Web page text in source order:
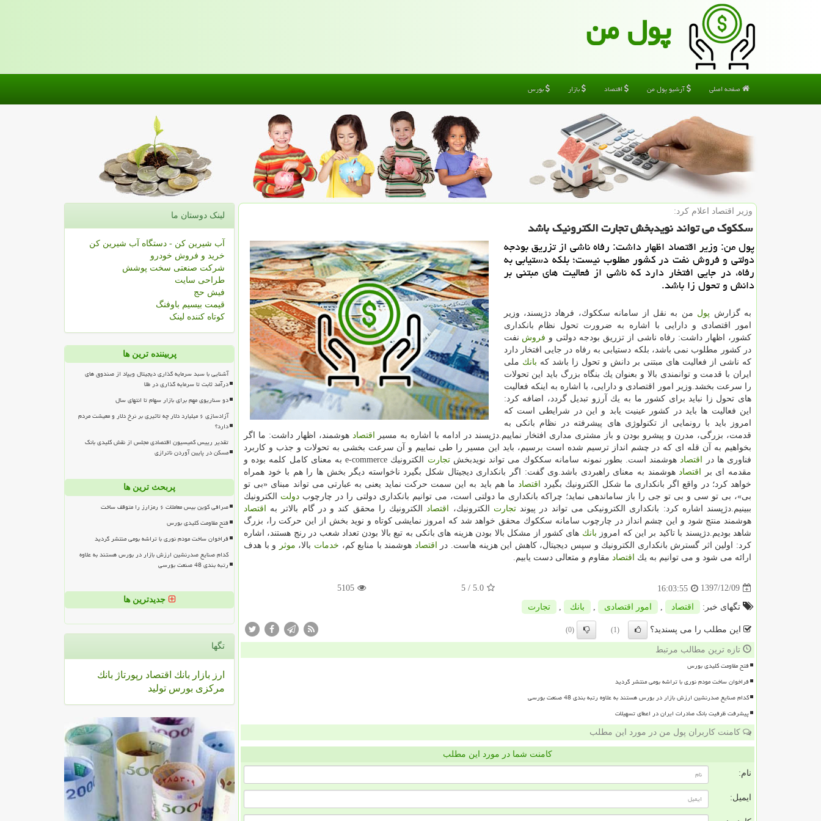
پول من
صفحه اصلی آرشیو پول من اقتصاد بازار بورس
وزیر اقتصاد اعلام كرد:
سككوك می تواند نویدبخش تجارت الكترونیك باشد
پول من: وزیر اقتصاد اظهار داشت: رفاه ناشی از تزریق بودجه
دولتی و فروش نفت در كشور مطلوب نیست؛ بلكه دستیابی به
رفاه، در جایی افتخار دارد كه ناشی از فعالیت های مبتنی بر
دانش و تحول زا باشد.
به گزارش پول من به نقل از سامانه سككوك، فرهاد دژپسند، وزیر
امور اقتصادی و دارایی با اشاره به ضرورت تحول نظام بانكداری
كشور، اظهار داشت: رفاه ناشی از تزریق بودجه دولتی و فروش نفت
در كشور مطلوب نمی باشد، بلكه دستیابی به رفاه در جایی افتخار دارد
كه ناشی از فعالیت های مبتنی بر دانش و تحول زا باشد كه بانك ملی
ایران با قدمت و توانمندی بالا و بعنوان یك بنگاه بزرگ باید این تحولات
را سرعت بخشد.وزیر امور اقتصادی و دارایی، با اشاره به اینكه فعالیت
های تحول زا نباید برای كشور ما به یك آرزو تبدیل گردد، اضافه كرد:
این فعالیت ها باید در كشور عینیت یابد و این در شرایطی است كه
امروز باید با رونمایی از تكنولوژی های پیشرفته در نظام بانكی به
قدمت، بزرگی، مدرن و پیشرو بودن و باز مشتری مداری افتخار نماییم.دژپسند در ادامه با اشاره به مسیر
اقتصاد هوشمند، اظهار داشت: ما اگر
بخواهیم به آن قله ای كه در چشم انداز ترسیم شده است برسیم، باید این مسیر را طی نماییم و آن سرعت بخشی به تحولات و جذب و كاربرد
فناوری ها در
اقتصادهوشمند است. بطور نمونه سامانه سككوك می تواند نویدبخشتجارت
الكترونیك e-commerce به معنای كامل كلمه بوده و
مقدمه ای بر
اقتصادهوشمند به معنای راهبردی باشد.وی گفت: اگر بانكداری دیجیتال شكل بگیرد ناخواسته دیگر بخش ها را هم با خود همراه
خواهد كرد؛ در واقع اگر بانكداری ما شكل الكترونیك بگیرد
اقتصادما هم باید به این سمت حركت نماید یعنی به عبارتی می تواند مبنای «بی تو
بی»، بی تو سی و بی تو جی را باز ساماندهی نماید؛ چراكه بانكداری ما دولتی است، می توانیم بانكداری دولتی را در چارچوبدولت الكترونیك
ببینیم.دژپسند اشاره كرد: بانكداری الكترونیكی می تواند در پیوندتجارت الكترونیك، اقتصادالكترونیك را محقق كند و در گام بالاتر به
اقتصاد
هوشمند منتج شود و این چشم انداز در چارچوب سامانه سككوك محقق خواهد شد كه امروز نمایشی كوتاه و نوید بخش از این حركت را، بزرگ
شاهد بودیم.دژپسند با تاكید بر این كه امروز بانك های كشور از مشكل بالا بودن هزینه های بانكی به تبع بالا بودن تعداد شعب در رنج هستند، اشاره
كرد: اولین اثر گسترش بانكداری الكترونیك و سپس دیجیتال، كاهش این هزینه هاست. در
اقتصاد هوشمند با منابع كم، خدمات بالا، موثر
و با هدف
ارائه می شود و می توانیم به یك
اقتصاد مقاوم و متعالی دست یابیم.
1397/12/09
16:03:55
5.0
/ 5
5105
تگهای خبر: اقتصاد امور اقتصادی بانك تجارت
این مطلب را می پسندید؟ (1)
(0)
تازه ترین مطالب مرتبط
فتح مقاومت کلیدی بورس
فراخوان ساخت مودم نوری با تراشه بومی منتشر گردید
کدام صنایع صدرنشین ارزش بازار در بورس هستند به علاوه رتبه بندی 48 صنعت بورسی
پیشرفت ظرفیت بانک صادرات ایران در اعطای تسهیلات
کامنت کاربران پول من در مورد این مطلب
کامنت شما در مورد این مطلب
نام:
ایمیل:
لینک دوستان ما
آب شیرین کن - دستگاه آب شیرین کن
خرید و فروش خودرو
شرکت صنعتی سخت پوشش
طراحی سایت
فیش حج
قیمت بیسیم باوفنگ
کوتاه کننده لینک
پربیننده ترین ها
آشنایی با سبد سرمایه گذاری دیجیتال ویپاد از صندوق های
درآمد ثابت تا سرمایه گذاری در طلا
دو سناریوی مهم برای بازار سهام تا انتهای سال
آزادسازی ۶ میلیارد دلار چه تاثیری بر نرخ دلار و معیشت مردم
دارد؟
تقدیر رییس کمیسیون اقتصادی مجلس از نقش کلیدی بانک
مسکن در پایین آوردن ناترازی
پربحث ترین ها
صرافی کوین بیس معاملات ۶ رمزارز را متوقف ساخت
فتح مقاومت کلیدی بورس
فراخوان ساخت مودم نوری با تراشه بومی منتشر گردید
کدام صنایع صدرنشین ارزش بازار در بورس هستند به علاوه
رتبه بندی 48 صنعت بورسی
جدیدترین ها
تگها
ارز بازار بانك اقتصاد رپورتاژ بانك
مركزی بورس تولید